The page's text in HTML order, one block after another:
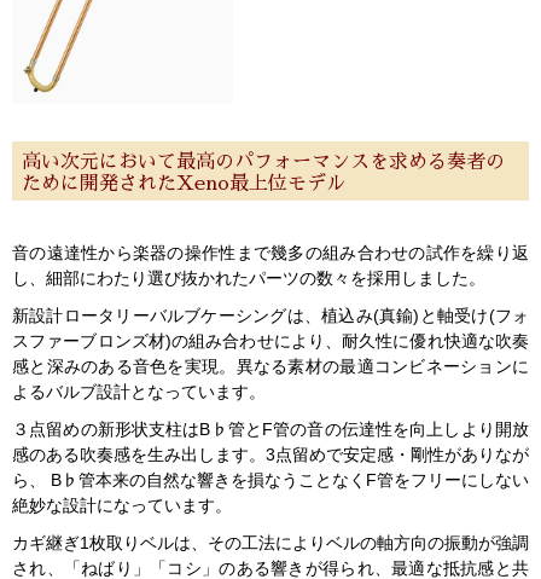
高い次元において最高のパフォーマンスを求める奏者の
ために開発されたXeno最上位モデル
音の遠達性から楽器の操作性まで幾多の組み合わせの試作を繰り返
し、細部にわたり選び抜かれたパーツの数々を採用しました。
新設計ロータリーバルブケーシングは、植込み(真鍮)と軸受け(フォ
スファーブロンズ材)の組み合わせにより、耐久性に優れ快適な吹奏
感と深みのある音色を実現。異なる素材の最適コンビネーションに
よるバルブ設計となっています。
３点留めの新形状支柱はB♭管とF管の音の伝達性を向上しより開放
感のある吹奏感を生み出します。3点留めで安定感・剛性がありなが
ら、 B♭管本来の自然な響きを損なうことなくF管をフリーにしない
絶妙な設計になっています。
カギ継ぎ1枚取りベルは、その工法によりベルの軸方向の振動が強調
され、「ねばり」「コシ」のある響きが得られ、最適な抵抗感と共